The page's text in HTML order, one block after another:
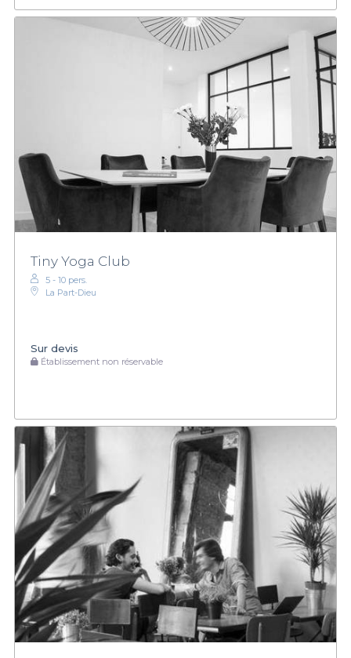
Tiny Yoga Club
5 - 10 pers.
La Part-Dieu
Sur devis
Établissement non réservable